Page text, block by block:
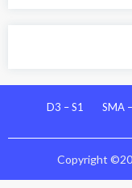
D3 – S1 SMA
Copyright